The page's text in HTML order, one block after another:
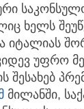
ხელს
იტალიას
უფრო
შესახებ
მილანში,